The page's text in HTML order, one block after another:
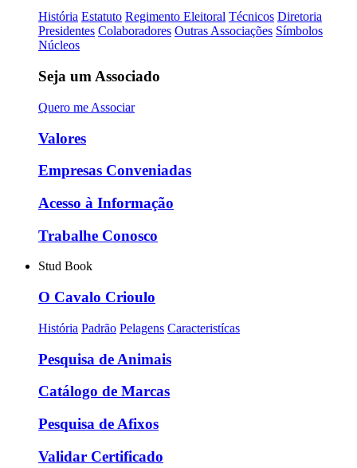
História Estatuto Regimento Eleitoral Técnicos Diretoria
Presidentes Colaboradores Outras Associações Símbolos
Núcleos
Seja um Associado
Quero me Associar
Valores
Empresas Conveniadas
Acesso à Informação
Trabalhe Conosco
Stud Book
O Cavalo Crioulo
História Padrão Pelagens Caracteristícas
Pesquisa de Animais
Catálogo de Marcas
Pesquisa de Afixos
Validar Certificado